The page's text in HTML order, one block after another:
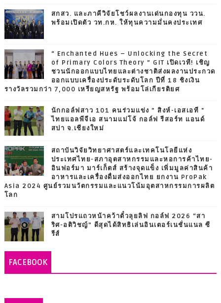
สกสว. และภาคีวิจัยโชว์ผลงานเด่นกองทุน ววน.
พร้อมเปิดตัว วท.กห. ให้ทุนความมั่นคงประเทศ
“ Enchanted Hues – Unlocking the Secret
of Primary Colors Theory ” GIT เปิดเวที! เชิญ
ชวนนักออกแบบไทยและต่างชาติส่งผลงานประกวด
ออกแบบเครื่องประดับระดับโลก ปีที่ 18 ชิงเงิน
รางวัลรวมกว่า 7,000 เหรียญสหรัฐ พร้อมโล่เกียรติยศ
นักกอล์ฟสาว 101 คนร่วมแข่ง ” สิงห์-เอสเอที "
ไทยแอลพีจีเอ สนามแม่โจ้ กอล์ฟ รีสอร์ท แอนด์
สปา จ.เชียงใหม่
สถาบันวิจัยวิทยาศาสตร์และเทคโนโลยีแห่ง
ประเทศไทย-สภาอุตสาหกรรมและหอการค้าไทย-
อินฟอร์มา มาร์เก็ตส์ สร้างจุดแข็ง เพิ่มมูลค่าสินค้า
อาหารและเครื่องดื่มส่งออกไทย ยกงาน ProPak
Asia 2024 ศูนย์รวมนวัตกรรมและแนวโน้มอุตสาหกรรมการผลิต
โลก
สามโปรแถวหน้าคว้าตั๋วลุยลิฟ กอล์ฟ 2026 “สา
ริศ-อติวิชญ์” ดีสุดได้สิทธิเล่นอินเตอร์เนชั่นแนล ซี
รีส์
FACEBOOK